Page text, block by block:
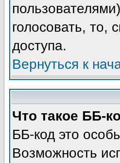
голосовать, то,
доступа.
Вернуться к
Что такое ББ-
ББ-код это
Возможность